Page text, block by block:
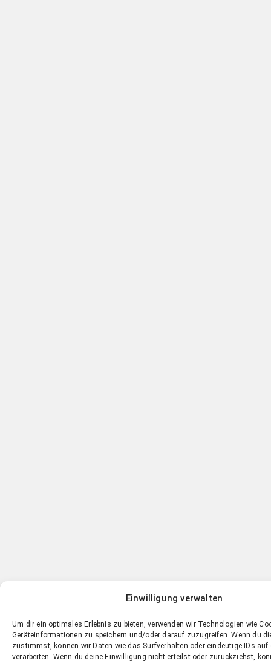
Einwilligung verwalten
Um dir ein optimales Erlebnis zu bieten, verwenden wir Technologien wie
Geräteinformationen zu speichern und/oder darauf zuzugreifen. Wenn du
zustimmst, können wir Daten wie das Surfverhalten oder eindeutige IDs auf
verarbeiten. Wenn du deine Einwilligung nicht erteilst oder zurückziehst,